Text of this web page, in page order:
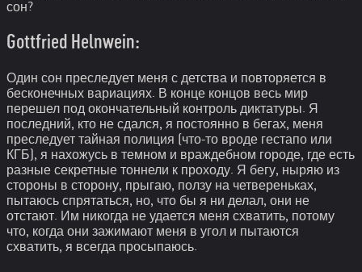
сон?
Gottfried Helnwein:
Один сон преследует меня с детства и повторяется в
бесконечных вариациях. В конце концов весь мир
перешел под окончательный контроль диктатуры. Я
последний, кто не сдался, я постоянно в бегах, меня
преследует тайная полиция (что-то вроде гестапо или
КГБ), я нахожусь в темном и враждебном городе, где есть
разные секретные тоннели к проходу. Я бегу, ныряю из
стороны в сторону, прыгаю, ползу на четвереньках,
пытаюсь спрятаться, но, что бы я ни делал, они не
отстают. Им никогда не удается меня схватить, потому
что, когда они зажимают меня в угол и пытаются
схватить, я всегда просыпаюсь.